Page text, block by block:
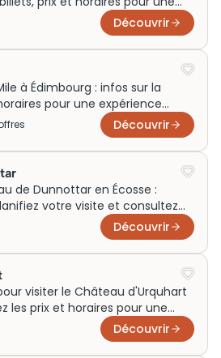
vos billets maintenant !
Découvrir
à Édimbourg : infos sur la
pour une expérience
votre aventure dès maintenant !
s Découvrir
de Dunnottar en Écosse :
votre visite et consultez
expérience inoubliable.
Découvrir
visiter le Château d'Urquhart
les prix et horaires pour une
Découvrir